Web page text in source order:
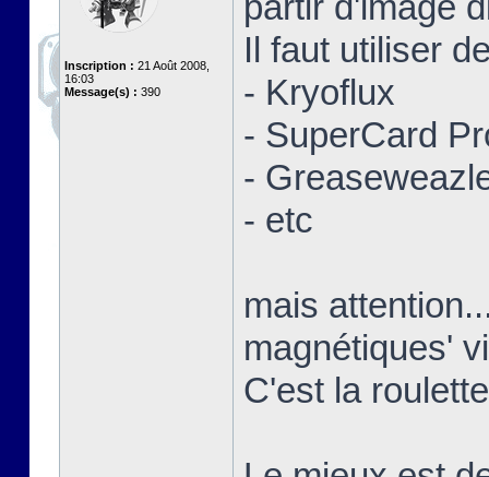
Inscription : 21 Août 2008,
16:03
Message(s) : 390
Il faut utiliser
- Kryoflux
- SuperCard
-
- etc
mais
magnétiques'
C'est la